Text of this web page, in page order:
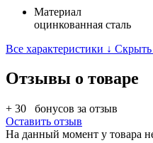
Материал
оцинкованная сталь
Все характеристики ↓ Скрыть
Отзывы о товаре
+ 30
бонусов за отзыв
Оставить отзыв
На данный момент у товара